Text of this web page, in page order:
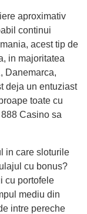
aproximativ
continui
acest tip de
in majoritatea
Danemarca,
deja un entuziast
toate cu
Casino sa
in care sloturile
cu bonus?
cu portofele
mediu din
intre pereche